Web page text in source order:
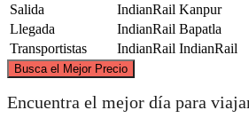
Salida
IndianRail Kanpur
Llegada
IndianRail Bapatla
Transportistas
IndianRail IndianRail
Busca el Mejor Precio
©CARTO
Encuentra el mejor día para